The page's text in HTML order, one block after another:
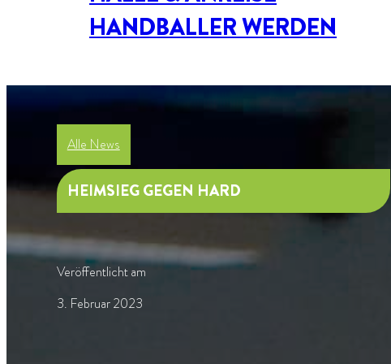
HANDBALLER WERDEN
Alle News
HEIMSIEG GEGEN HARD
Veröffentlicht am
3. Februar 2023